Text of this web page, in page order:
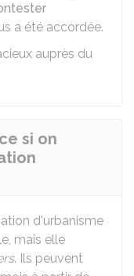
a été accordée.
auprès du
si on
d'urbanisme
mais elle
. Ils peuvent